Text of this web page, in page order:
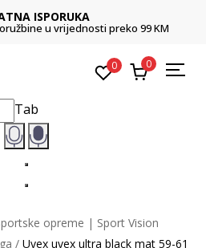
ISPORUKA
u vrijednosti preko 99 KM
0 0
Tab
opreme | Sport Vision
Uvex uvex ultra black mat 59-61